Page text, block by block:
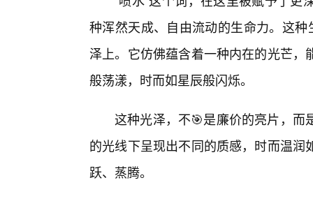
种浑然天成、自由流动的生命力。这种
泽上。它仿佛蕴含着一种内在的光芒
般荡漾，时而如星辰般闪烁。
这种光泽，不🎯是廉价的亮片，而
的光线下呈现出不同的质感，时而温
跃、蒸腾。